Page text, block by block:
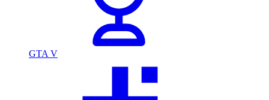
GTA V